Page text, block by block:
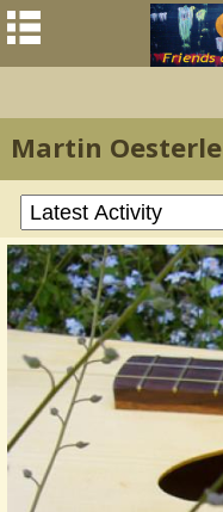
Martin Oesterle